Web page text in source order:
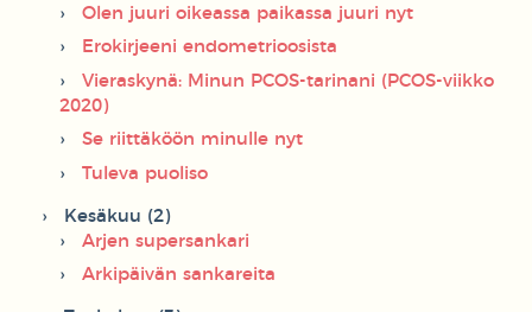
Olen juuri oikeassa paikassa juuri nyt
Erokirjeeni endometrioosista
Vieraskynä: Minun PCOS-tarinani (PCOS-viikko
2020)
Se riittäköön minulle nyt
Tuleva puoliso
Kesäkuu (2)
Arjen supersankari
Arkipäivän sankareita